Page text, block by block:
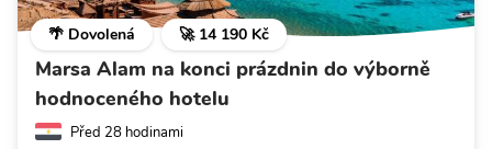
🌴 Dovolená 🚀 14 190 Kč
Marsa Alam na konci prázdnin do výborně
hodnoceného hotelu
Před 28 hodinami